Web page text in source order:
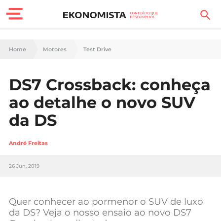
Finanças Pessoais
Carreira
Casa
Lifestyle
Sociedade
Negócios
Home Motores Test Drive
DS7 Crossback: conheça
ao detalhe o novo SUV
da DS
André Freitas
26 Jun, 2019
Quer conhecer ao pormenor o SUV de luxo
da DS? Veja o nosso ensaio ao novo DS7